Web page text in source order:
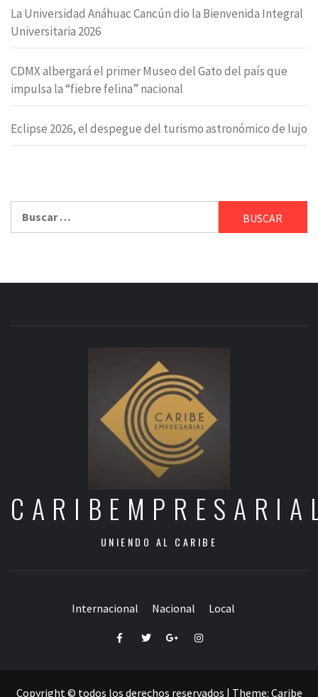
La Universidad Anáhuac Cancún dio la Bienvenida Integral
Universitaria 2026
CDMX albergará el primer Museo del Gato del país que
impulsa la “fiebre felina” nacional
Eclipse 2026, el despegue del turismo astronómico de lujo
UNIENDO AL CARIBE
Internacional Nacional Local
FacebookTwitterGoogle+Instagram
Copyright © todos los derechos reservados | Theme: Caribe